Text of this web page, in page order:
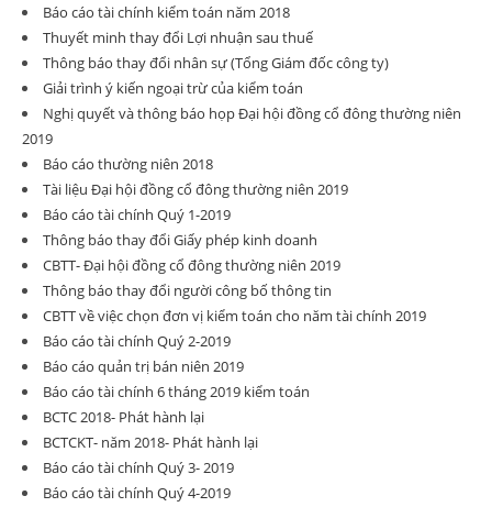
Báo cáo tài chính kiểm toán năm 2018
Thuyết minh thay đổi Lợi nhuận sau thuế
Thông báo thay đổi nhân sự (Tổng Giám đốc công ty)
Giải trình ý kiến ngoại trừ của kiểm toán
Nghị quyết và thông báo họp Đại hội đồng cổ đông thường niên
2019
Báo cáo thường niên 2018
Tài liệu Đại hội đồng cổ đông thường niên 2019
Báo cáo tài chính Quý 1-2019
Thông báo thay đổi Giấy phép kinh doanh
CBTT- Đại hội đồng cổ đông thường niên 2019
Thông báo thay đổi người công bố thông tin
CBTT về việc chọn đơn vị kiểm toán cho năm tài chính 2019
Báo cáo tài chính Quý 2-2019
Báo cáo quản trị bán niên 2019
Báo cáo tài chính 6 tháng 2019 kiểm toán
BCTC 2018- Phát hành lại
BCTCKT- năm 2018- Phát hành lại
Báo cáo tài chính Quý 3- 2019
Báo cáo tài chính Quý 4-2019